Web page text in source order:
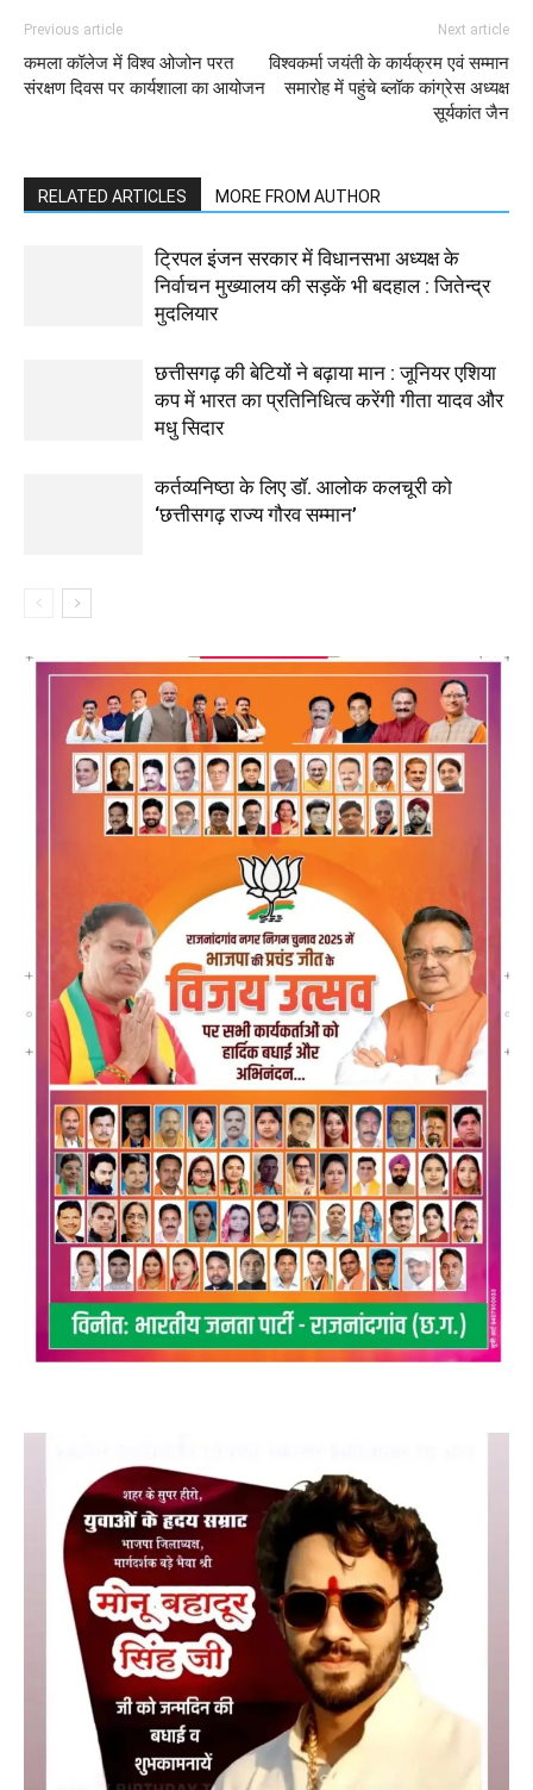
Previous article
कमला कॉलेज में विश्व ओजोन परत
संरक्षण दिवस पर कार्यशाला का आयोजन
Next article
विश्वकर्मा जयंती के कार्यक्रम एवं सम्मान
समारोह में पहुंचे ब्लॉक कांग्रेस अध्यक्ष
सूर्यकांत जैन
RELATED ARTICLES MORE FROM AUTHOR
ट्रिपल इंजन सरकार में विधानसभा अध्यक्ष के
निर्वाचन मुख्यालय की सड़कें भी बदहाल : जितेन्द्र
मुदलियार
छत्तीसगढ़ की बेटियों ने बढ़ाया मान : जूनियर एशिया
कप में भारत का प्रतिनिधित्व करेंगी गीता यादव और
मधु सिदार
कर्तव्यनिष्ठा के लिए डॉ. आलोक कलचूरी को
‘छत्तीसगढ़ राज्य गौरव सम्मान’